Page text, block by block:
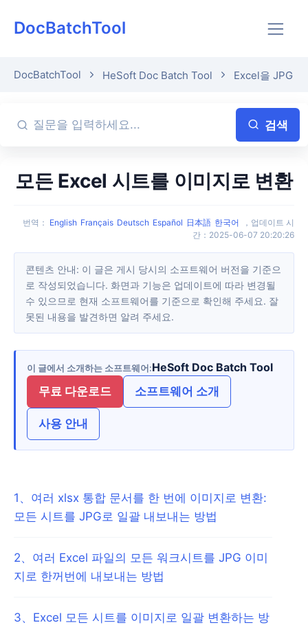
DocBatchTool
DocBatchTool HeSoft Doc Batch Tool Excel을 JPG
검색
모든 Excel 시트를 이미지로 변환
번역 ： English Français Deutsch Español 日本語 한국어 ， 업데이트 시
간 ： 2025-06-07 20:20:26
콘텐츠 안내: 이 글은 게시 당시의 소프트웨어 버전을 기준으
로 작성되었습니다. 화면과 기능은 업데이트에 따라 변경될
수 있으므로 현재 소프트웨어를 기준으로 확인해 주세요. 잘
못된 내용을 발견하면 알려 주세요.
이 글에서 소개하는 소프트웨어 HeSoft Doc Batch Tool
무료 다운로드
소프트웨어 소개
사용 안내
1 、 여러 xlsx 통합 문서를 한 번에 이미지로 변환:
모든 시트를 JPG로 일괄 내보내는 방법
2、 여러 Excel 파일의 모든 워크시트를 JPG 이미
지로 한꺼번에 내보내는 방법
3、 Excel 모든 시트를 이미지로 일괄 변환하는 방